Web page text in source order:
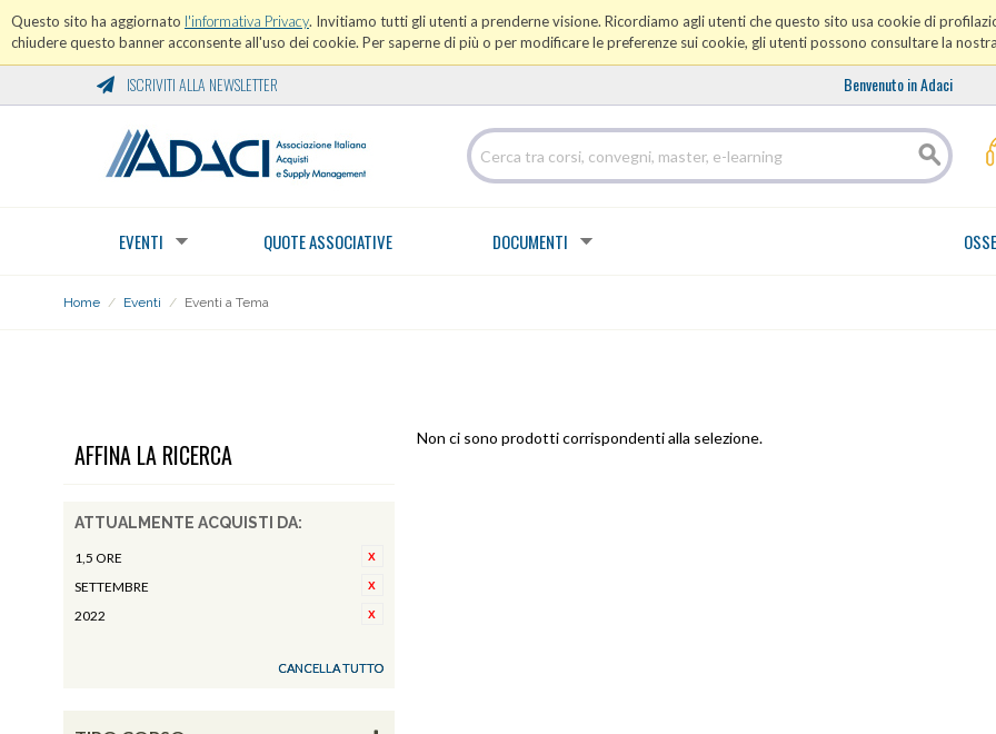
Questo sito ha aggiornato l'informativa Privacy. Invitiamo tutti gli utenti a prenderne visione. Ricordiamo agli utenti che questo sito usa cookie di
chiudere questo banner acconsente all'uso dei cookie. Per saperne di più o per modificare le preferenze sui cookie, gli utenti possono consultare la nostra
ISCRIVITI ALLA NEWSLETTER Benvenuto in Adaci
EVENTI QUOTE ASSOCIATIVE DOCUMENTI
Home / Eventi / Eventi a Tema
AFFINA LA RICERCA
ATTUALMENTE ACQUISTI DA:
1,5 ORE
SETTEMBRE
2022
CANCELLA TUTTO
Non ci sono prodotti corrispondenti alla selezione.